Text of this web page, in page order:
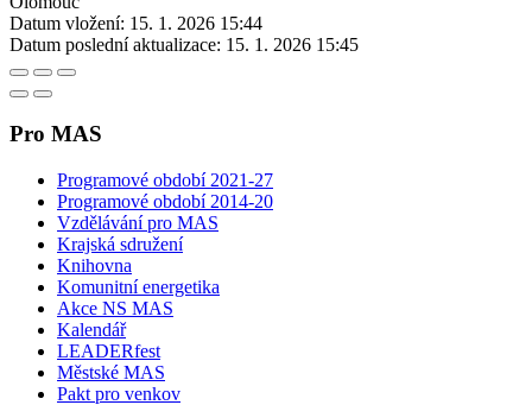
Datum vložení: 15. 1. 2026 15:44
Datum poslední aktualizace: 15. 1. 2026 15:45
Pro MAS
Programové období 2021-27
Programové období 2014-20
Vzdělávání pro MAS
Krajská sdružení
Knihovna
Komunitní energetika
Akce NS MAS
Kalendář
LEADERfest
Městské MAS
Pakt pro venkov